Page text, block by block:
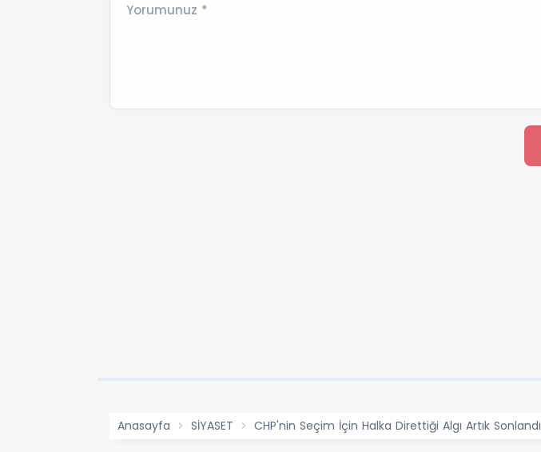
Yorumunuz *
Anasayfa SİYASET CHP'nin Seçim İçin Halka Direttiği Algı Artık Sonlandı